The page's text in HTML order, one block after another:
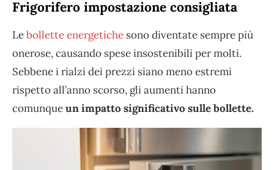
Frigorifero impostazione consigliata
Lebollette energetiche sono diventate sempre più
onerose, causando spese insostenibili per molti.
Sebbene i rialzi dei prezzi siano meno estremi
rispetto all’anno scorso, gli aumenti hanno
comunqueun impatto significativo sulle bollette.